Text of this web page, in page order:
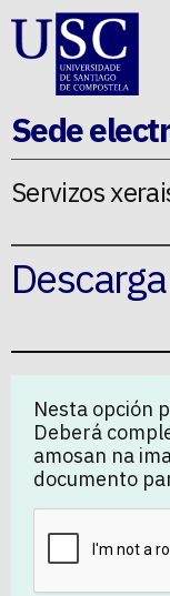
Ir ao contido da
Sede
Servizos
Nesta opción
Deberá
amosan na
documento